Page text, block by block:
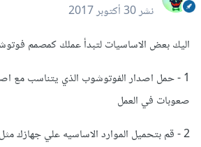
نشر30 أكتوبر 2017
اليك بعض الاساسيات لتبدأ عملك كمصمم
1 - حمل اصدار الفوتوشوب الذي يتناسب مع
صعوبات في العمل
2 - قم بتحميل الموارد الاساسيه علي جهازك